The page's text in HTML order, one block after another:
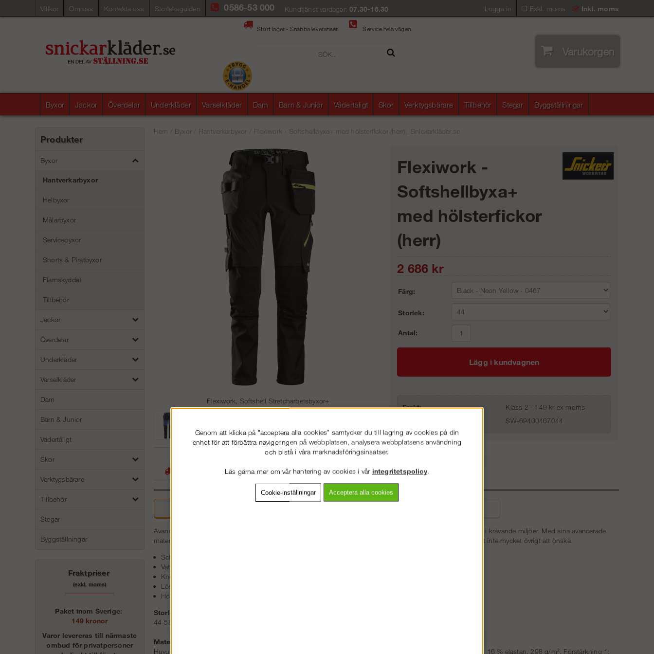
Villkor Om oss Kontakta oss Storleksguiden Exkl. moms Inkl. moms
0586-53 000 Kundtjänst vardagar:07.30-16.30 Logga in
Stort lager - Snabba leveranser Service hela vägen
Varukorgen
Byxor Jackor Överdelar Underkläder Varselkläder Dam Barn & Junior Vädertåligt Skor Verktygsbärare Tillbehör Stegar Byggställningar
Produkter
Byxor
Hantverkarbyxor
Helbyxor
Målarbyxor
Servicebyxor
Shorts & Piratbyxor
Flamskyddat
Tillbehör
Jackor
Överdelar
Underkläder
Varselkläder
Dam
Barn & Junior
Vädertåligt
Skor
Verktygsbärare
Tillbehör
Stegar
Byggställningar
Fraktpriser
(exkl. moms)
Paket inom Sverige:
149 kronor
Varor levereras till närmaste
ombud för privatpersoner
Hem Byxor Hantverkarbyxor Flexiwork - Softshellbyxa+ med hölsterfickor (herr) | Snickarkläder.se
Flexiwork, Softshell Stretcharbetsbyxor+
Service hela vägen
Stora lager - snabb leverans
Prisgaranti
Flexiwork -
Softshellbyxa+
med hölsterfickor
(herr)
2 686 kr
Färg:
Storlek:
Antal:
Lägg i kundvagnen
Frakt:
Klass 2 - 149 kr ex moms
SW-69400467044
Avancerad arbetsbyxa av Schoeller® softshell med 4-vägsstretch som ger överlägsen flexibilitet och funktion i krävande miljöer. Med sina avancerade
material och funktioner i kombination med förböjda ben och figurnära passform lämnar det här arbetsplagget inte mycket övrigt att önska.
Schoeller® softshell med 4-vägsstretch
Vattentätt och slitstarkt 3-lagers CORDURA® på underbenen
KneeGuard™ med Armortex® Kevlar®-fibrer i fullstretch från DuPontTM
Löstagbart bälte med Duraflex®-spänne
Hölsterfickor
Storlek:
44-58, 88-116, 148-154
Material:
Huvudtyg: 73 % polyamid, 20 % polyuretan, 7 % elastan Schoeller®, 220 g/m². Kontrasttyg: 84 % polyamid, 16 % elastan, 298 g/m². Förstärkning 1:
Genom att klicka på "acceptera alla cookies" samtycker du till lagring av cookies på din
enhet för att förbättra navigeringen på webbplatsen, analysera webbplatsens användning
och bistå i våra marknadsföringsinsatser.
Läs gärna mer om vår hantering av cookies i vår integritetspolicy.
Cookie-inställningar Acceptera alla cookies
VÄLKOMMEN TILLSNICKARKLÄDER.SE